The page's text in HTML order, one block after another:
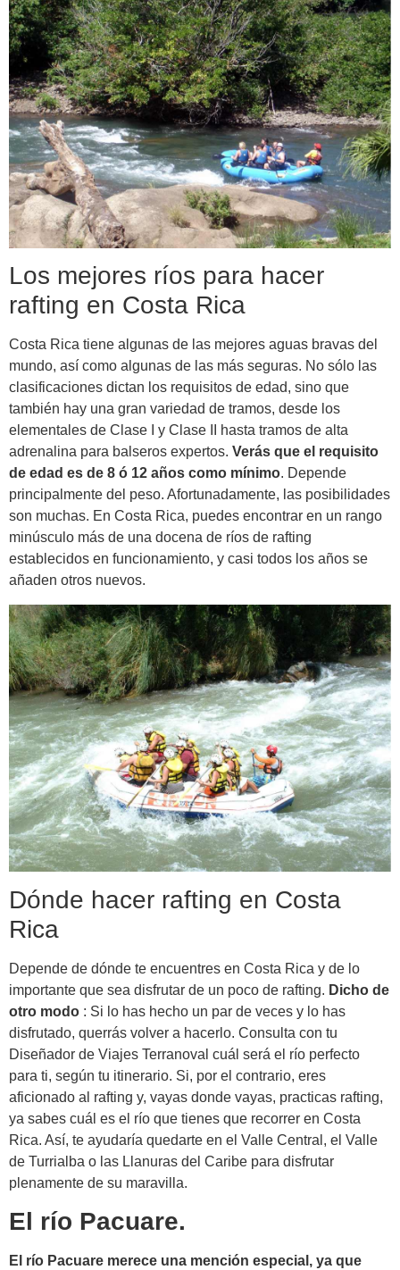
Los mejores ríos para hacer
rafting en Costa Rica
Costa Rica tiene algunas de las mejores aguas bravas del
mundo, así como algunas de las más seguras. No sólo las
clasificaciones dictan los requisitos de edad, sino que
también hay una gran variedad de tramos, desde los
elementales de Clase I y Clase II hasta tramos de alta
adrenalina para balseros expertos. Verás que el requisito
de edad es de 8 ó 12 años como mínimo. Depende
principalmente del peso. Afortunadamente, las posibilidades
son muchas. En Costa Rica, puedes encontrar en un rango
minúsculo más de una docena de ríos de rafting
establecidos en funcionamiento, y casi todos los años se
añaden otros nuevos.
Dónde hacer rafting en Costa
Rica
Depende de dónde te encuentres en Costa Rica y de lo
importante que sea disfrutar de un poco de rafting. Dicho de
otro modo : Si lo has hecho un par de veces y lo has
disfrutado, querrás volver a hacerlo. Consulta con tu
Diseñador de Viajes Terranoval cuál será el río perfecto
para ti, según tu itinerario. Si, por el contrario, eres
aficionado al rafting y, vayas donde vayas, practicas rafting,
ya sabes cuál es el río que tienes que recorrer en Costa
Rica. Así, te ayudaría quedarte en el Valle Central, el Valle
de Turrialba o las Llanuras del Caribe para disfrutar
plenamente de su maravilla.
El río Pacuare.
El río Pacuare merece una mención especial, ya que